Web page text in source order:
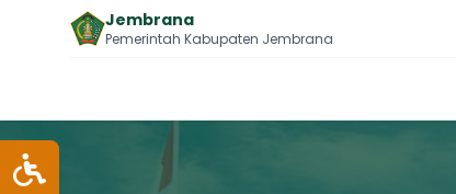
Jembrana
Pemerintah Kabupaten Jembrana